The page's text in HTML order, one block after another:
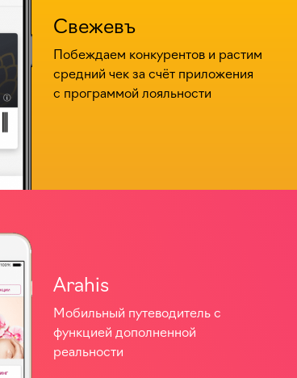
Свежевъ
Побеждаем конкурентов и растим
средний чек за счёт приложения
с программой лояльности
Arahis
Мобильный путеводитель с
функцией дополненной
реальности